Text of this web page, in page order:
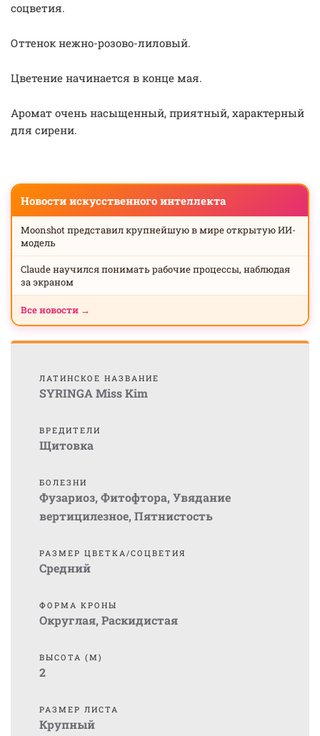
соцветия.
Оттенок нежно-розово-лиловый.
Цветение начинается в конце мая.
Аромат очень насыщенный, приятный, характерный
для сирени.
Новости искусственного интеллекта
Moonshot представил крупнейшую в мире открытую ИИ-
модель
Claude научился понимать рабочие процессы, наблюдая
за экраном
Все новости →
ЛАТИНСКОЕ НАЗВАНИЕ
SYRINGA Miss Kim
ВРЕДИТЕЛИ
Щитовка
БОЛЕЗНИ
Фузариоз, Фитофтора, Увядание
вертицилезное, Пятнистость
РАЗМЕР ЦВЕТКА/СОЦВЕТИЯ
Средний
ФОРМА КРОНЫ
Округлая, Раскидистая
ВЫСОТА (М)
2
РАЗМЕР ЛИСТА
Крупный